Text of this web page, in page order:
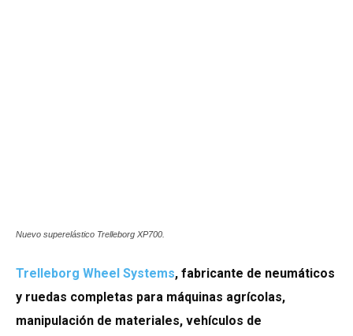
Nuevo superelástico Trelleborg XP700.
Trelleborg Wheel Systems, fabricante de neumáticos
y ruedas completas para máquinas agrícolas,
manipulación de materiales, vehículos de